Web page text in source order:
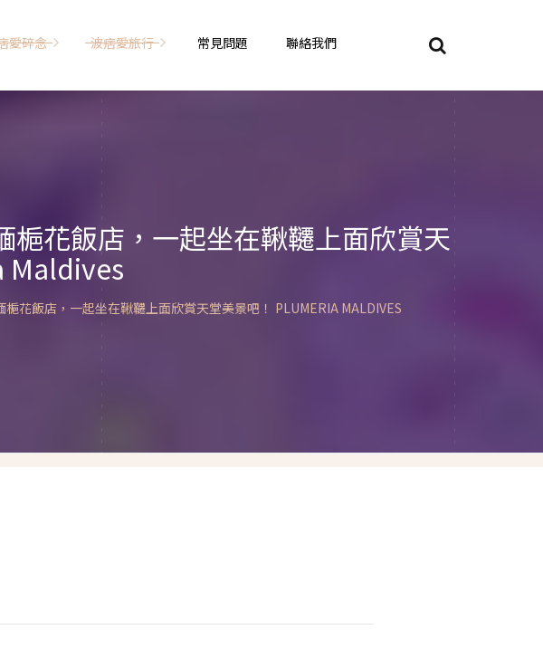
愛碎念 波痞愛旅行
京都自由行
山陽山陰自由行
峇里島自由行
長灘島自由行
泰國自由行 蘇美自由行
常見問題 聯絡我們
花飯店，一起坐在鞦韆上面欣賞天
Maldives
花飯店，一起坐在鞦韆上面欣賞天堂美景吧！ PLUMERIA MALDIVES